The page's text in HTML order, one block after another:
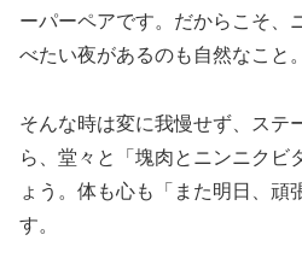
ーパーペアです。だからこそ、
べたい夜があるのも自然なこと。
そんな時は変に我慢せず、ステ
ら、堂々と「塊肉とニンニクビ
ょう。体も心も「また明日、頑
す。